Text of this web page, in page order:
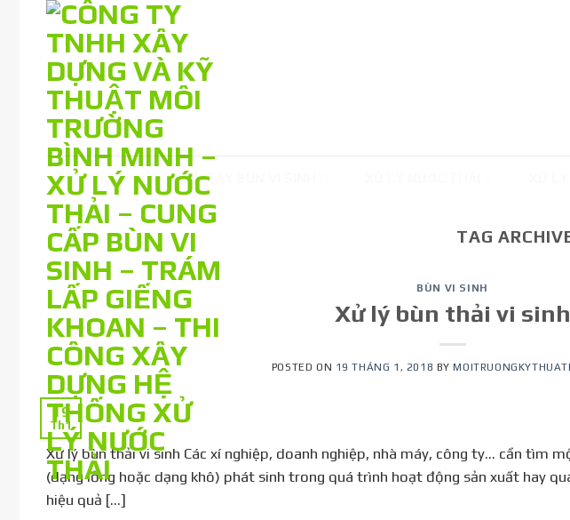
content
TRANG CHỦ NUÔI CẤY BÙN VI SINH
TAG
BÙN VI SINH
Xử lý bùn thải vi sinh
POSTED ON 19 THÁNG 1, 2018 BY
19
Th1
Xử lý bùn thải vi sinh Các xí nghiệp, doanh nghiệp, nhà máy, công ty… cần tìm
(dạng lỏng hoặc dạng khô) phát sinh trong quá trình hoạt động sản xuất hay
hiệu quả […]